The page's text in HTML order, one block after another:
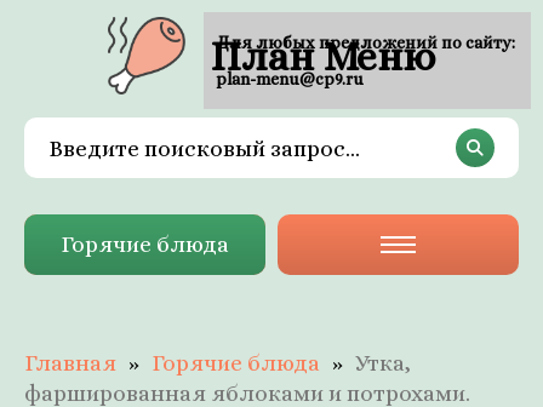
План Меню
Горячие блюда
Главная Горячие блюда
Утка,
фаршированная яблоками и потрохами.
Для любых предложений по сайту:
plan-menu@cp9.ru